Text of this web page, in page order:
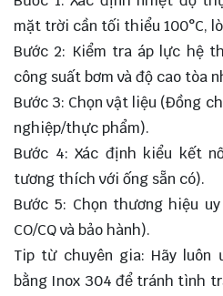
mặt trời cần tối thiểu 100°C,
Bước 2: Kiểm tra áp lực hệ
công suất bơm và độ cao tòa
Bước 3: Chọn vật liệu (Đồng
nghiệp/thực phẩm).
Bước 4: Xác định kiểu kết
tương thích với ống sẵn có).
Bước 5: Chọn thương hiệu
CO/CQ và bảo hành).
Tip từ chuyên gia: Hãy
bằng Inox 304 để tránh tình